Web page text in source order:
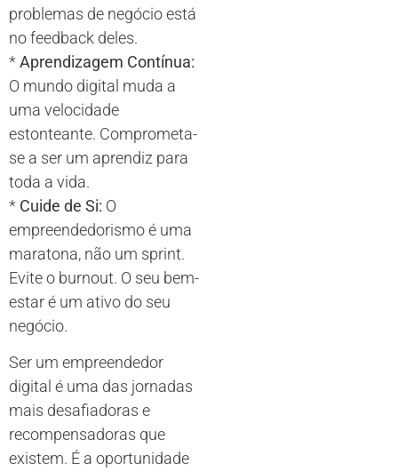
problemas de negócio está
no feedback deles.
*Aprendizagem Contínua:
O mundo digital muda a
uma velocidade
estonteante. Comprometa-
se a ser um aprendiz para
toda a vida.
* Cuide de Si: O
empreendedorismo é uma
maratona, não um sprint.
Evite o burnout. O seu bem-
estar é um ativo do seu
negócio.
Ser um empreendedor
digital é uma das jornadas
mais desafiadoras e
recompensadoras que
existem. É a oportunidade